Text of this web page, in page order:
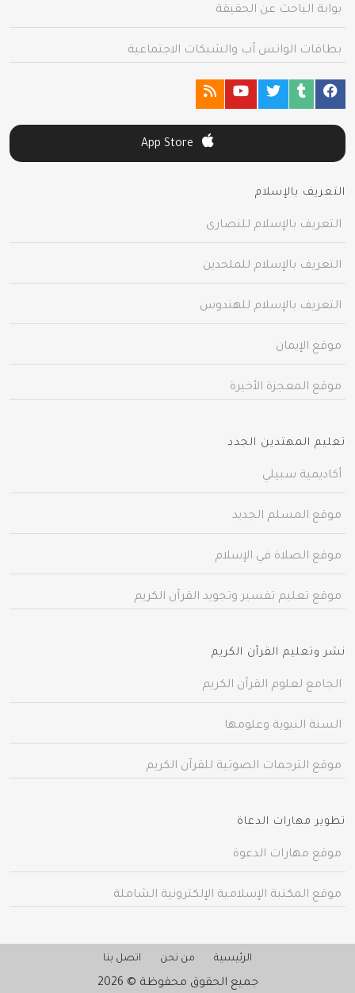
بوابة الباحث عن الحقيقة
بطاقات الواتس آب والشبكات الاجتماعية
التعريف بالإسلام
التعريف بالإسلام للنصارى
التعريف بالإسلام للملحدين
التعريف بالإسلام للهندوس
موقع الإيمان
موقع المعجزة الأخيرة
تعليم المهتدين الجدد
أكاديمية سبيلي
موقع المسلم الجديد
موقع الصلاة في الإسلام
موقع تعليم تفسير وتجويد القرآن الكريم
نشر وتعليم القرآن الكريم
الجامع لعلوم القرآن الكريم
السنة النبوية وعلومها
موقع الترجمات الصوتية للقرآن الكريم
تطوير مهارات الدعاة
موقع مهارات الدعوة
موقع المكتبة الإسلامية الإلكترونية الشاملة
الرئيسية من نحن اتصل بنا
جميع الحقوق محفوظة © 2026